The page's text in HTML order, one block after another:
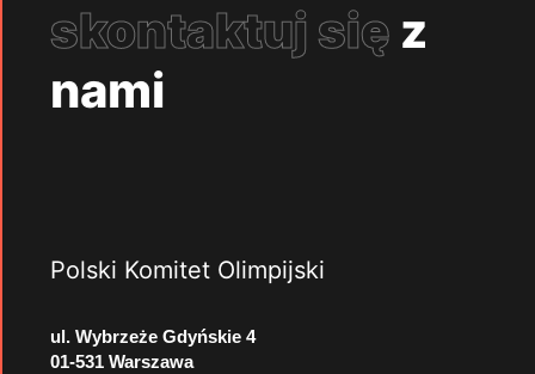
skontaktuj się z
nami
Polski Komitet Olimpijski
ul. Wybrzeże Gdyńskie 4
01-531 Warszawa